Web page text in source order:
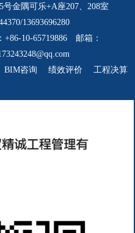
金隅可乐+A座207、208室
13693696280
10-65719886 邮箱：
BIM咨询 绩效评价 工程决算